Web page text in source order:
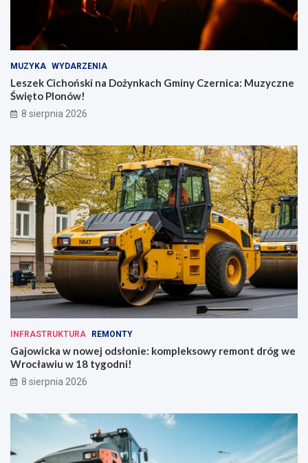
MUZYKA WYDARZENIA
Leszek Cichoński na Dożynkach Gminy Czernica: Muzyczne
Święto Plonów!
8 sierpnia 2026
INFRASTRUKTURA REMONTY
Gajowicka w nowej odsłonie: kompleksowy remont dróg we
Wrocławiu w 18 tygodni!
8 sierpnia 2026